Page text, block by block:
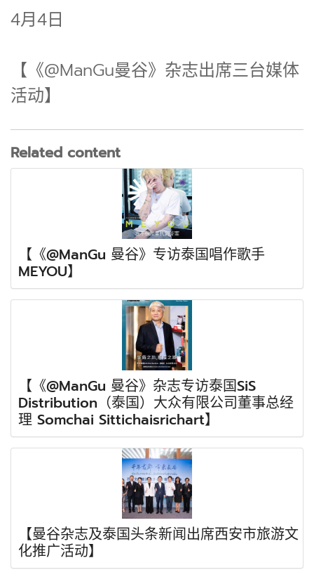
4月4日
【《@ManGu曼谷》杂志出席三台媒体
活动】
Related content
【《@ManGu 曼谷》专访泰国唱作歌手
MEYOU】
【《@ManGu 曼谷》杂志专访泰国SiS
Distribution（泰国）大众有限公司董事总经
理 Somchai Sittichaisrichart】
【曼谷杂志及泰国头条新闻出席西安市旅游文
化推广活动】